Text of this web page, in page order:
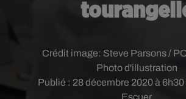
Publié : 28 décembre 2020 à
Escuer
Crédit image: Steve Parsons /
Photo d'illustration